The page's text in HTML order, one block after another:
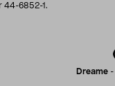
44-6852-1.
Dreame -